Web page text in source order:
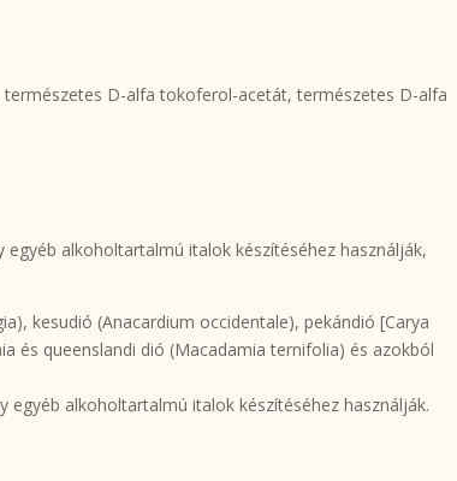
D-alfa tokoferol-acetát, természetes D-alfa
alkoholtartalmú italok készítéséhez használják,
kesudió (Anacardium occidentale), pekándió [Carya
és queenslandi dió (Macadamia ternifolia) és azokból
alkoholtartalmú italok készítéséhez használják.